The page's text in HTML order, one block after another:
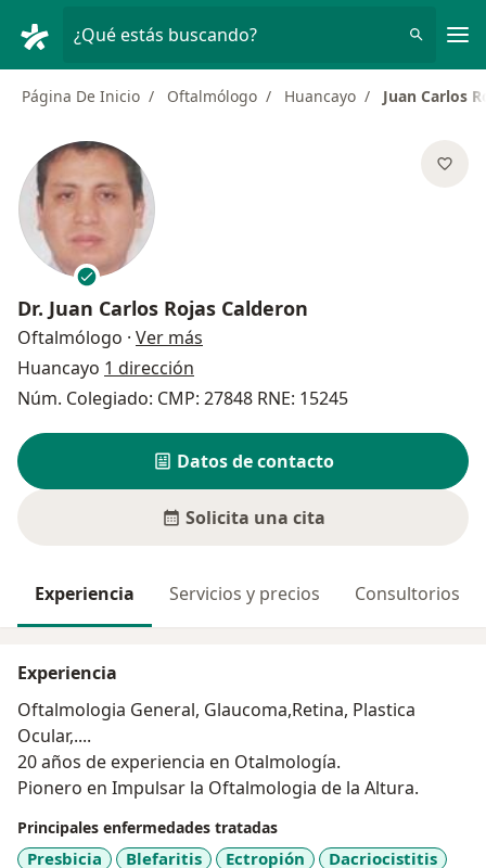
¿Qué estás buscando?
Página De Inicio Oftalmólogo Huancayo Juan Carlos
Dr. Juan Carlos Rojas Calderon
Oftalmólogo · Ver más
Huancayo 1 dirección
Núm. Colegiado: CMP: 27848 RNE: 15245
Datos de contacto
Solicita una cita
Experiencia Servicios y precios Consultorios
Experiencia
Oftalmologia General, Glaucoma,Retina, Plastica
Ocular,....
20 años de experiencia en Otalmología.
Pionero en Impulsar la Oftalmologia de la Altura.
Principales enfermedades tratadas
Presbicia Blefaritis Ectropión
Dacriocistitis